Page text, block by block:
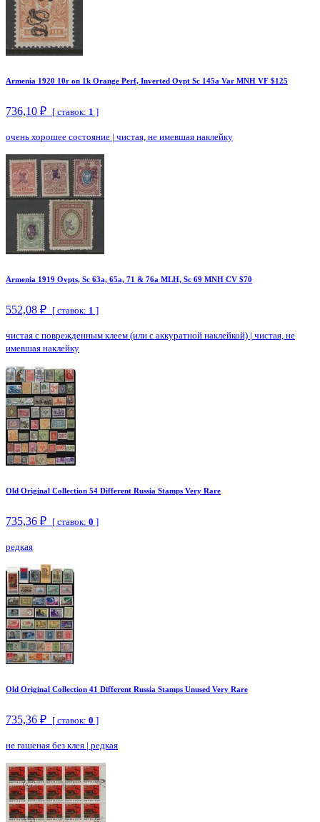
Armenia 1920 10r on 1k Orange Perf, Inverted Ovpt Sc 145a Var MNH VF $125
736,10 ₽ [ ставок: 1 ]
очень хорошее состояние | чистая, не имевшая наклейку
Armenia 1919 Ovpts, Sc 63a, 65a, 71 & 76a MLH, Sc 69 MNH CV $70
552,08 ₽ [ ставок: 1 ]
чистая с поврежденным клеем (или с аккуратной наклейкой) | чистая, не
имевшая наклейку
Old Original Collection 54 Different Russia Stamps Very Rare
735,36 ₽ [ ставок: 0 ]
редкая
Old Original Collection 41 Different Russia Stamps Unused Very Rare
735,36 ₽ [ ставок: 0 ]
не гашеная без клея | редкая